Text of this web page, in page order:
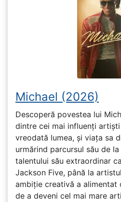
Michael (2026)
Descoperă povestea lui
dintre cei mai influenți
vreodată lumea, și viața sa
urmărind parcursul său de
talentului său extraordinar
Jackson Five, până la
ambiție creativă a alimentat
de a deveni cel mai mare